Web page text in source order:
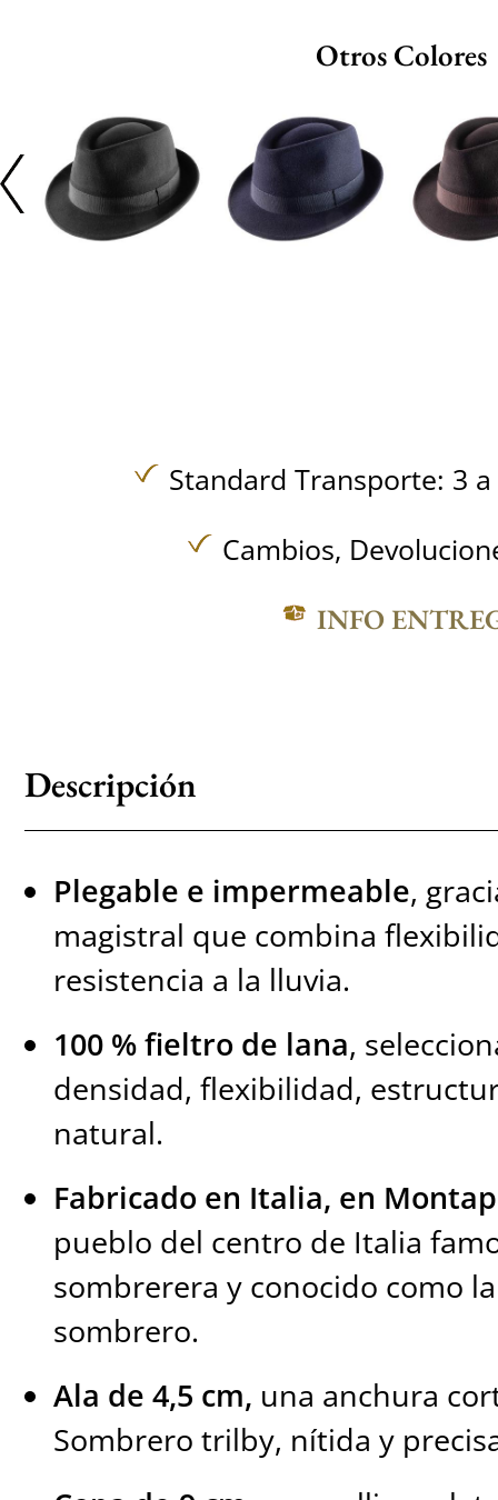
Otros Colores
Standard Transporte: 3
Cambios,
INFO
Descripción
Plegable e impermeable,
magistral que combina
resistencia a la lluvia.
100 % fieltro de lana,
densidad, flexibilidad,
natural.
Fabricado en Italia, en
pueblo del centro de Italia
sombrerera y conocido como
sombrero.
Ala de 4,5 cm, una anchura
Sombrero trilby, nítida y